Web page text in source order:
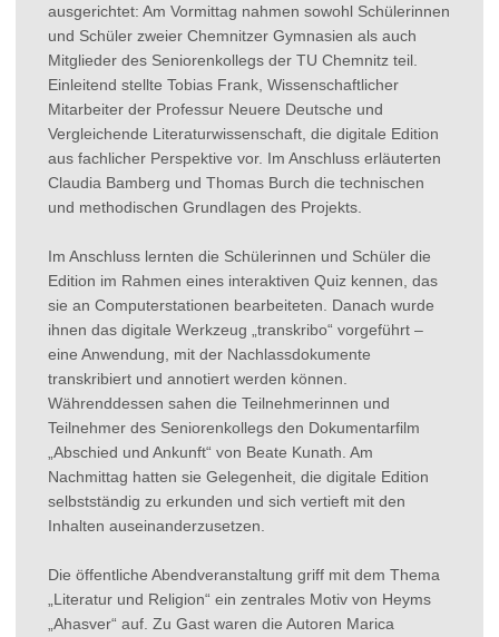
ausgerichtet: Am Vormittag nahmen sowohl Schülerinnen
und Schüler zweier Chemnitzer Gymnasien als auch
Mitglieder des Seniorenkollegs der TU Chemnitz teil.
Einleitend stellte Tobias Frank, Wissenschaftlicher
Mitarbeiter der Professur Neuere Deutsche und
Vergleichende Literaturwissenschaft, die digitale Edition
aus fachlicher Perspektive vor. Im Anschluss erläuterten
Claudia Bamberg und Thomas Burch die technischen
und methodischen Grundlagen des Projekts.
Im Anschluss lernten die Schülerinnen und Schüler die
Edition im Rahmen eines interaktiven Quiz kennen, das
sie an Computerstationen bearbeiteten. Danach wurde
ihnen das digitale Werkzeug „transkribo“ vorgeführt –
eine Anwendung, mit der Nachlassdokumente
transkribiert und annotiert werden können.
Währenddessen sahen die Teilnehmerinnen und
Teilnehmer des Seniorenkollegs den Dokumentarfilm
„Abschied und Ankunft“ von Beate Kunath. Am
Nachmittag hatten sie Gelegenheit, die digitale Edition
selbstständig zu erkunden und sich vertieft mit den
Inhalten auseinanderzusetzen.
Die öffentliche Abendveranstaltung griff mit dem Thema
„Literatur und Religion“ ein zentrales Motiv von Heyms
„Ahasver“ auf. Zu Gast waren die Autoren Marica